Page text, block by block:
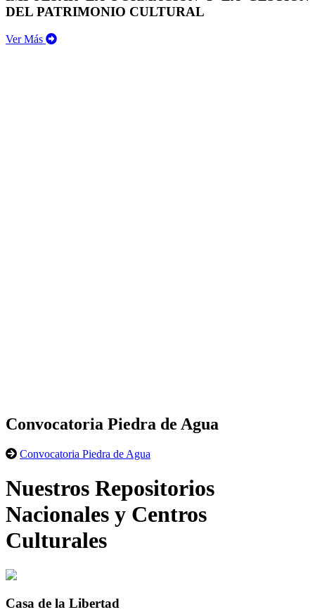
DEL PATRIMONIO CULTURAL
Ver Más
Convocatoria Piedra de Agua
Convocatoria Piedra de Agua
Nuestros Repositorios
Nacionales y Centros
Culturales
Casa de la Libertad